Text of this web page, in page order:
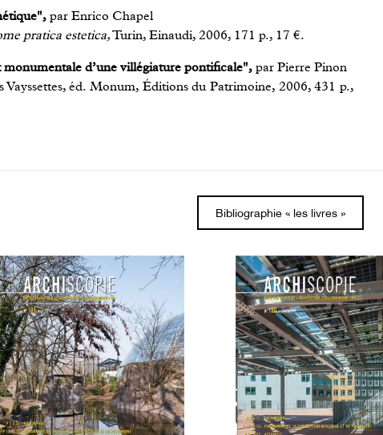
par Enrico Chapel
pratica estetica,Turin, Einaudi, 2006, 171 p., 17 €.
d’une villégiature pontificale", par Pierre Pinon
éd. Monum, Éditions du Patrimoine, 2006, 431 p.,
Bibliographie « les livres »